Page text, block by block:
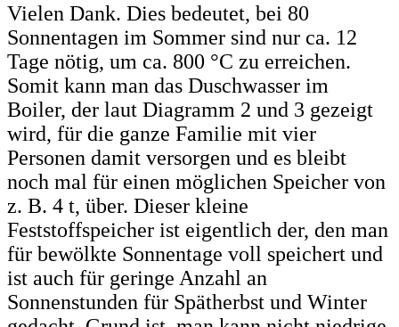
Vielen Dank. Dies bedeutet, bei 80
Sonnentagen im Sommer sind nur ca. 12
Tage nötig, um ca. 800 °C zu erreichen.
Somit kann man das Duschwasser im
Boiler, der laut Diagramm 2 und 3 gezeigt
wird, für die ganze Familie mit vier
Personen damit versorgen und es bleibt
noch mal für einen möglichen Speicher von
z. B. 4 t, über. Dieser kleine
Feststoffspeicher ist eigentlich der, den man
für bewölkte Sonnentage voll speichert und
ist auch für geringe Anzahl an
Sonnenstunden für Spätherbst und Winter